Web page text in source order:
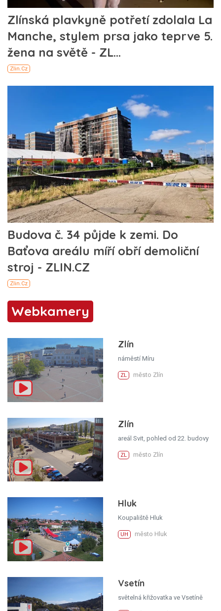
Webkamery
Zlín
náměstí Míru
ZL město Zlín
Zlín
areál Svit, pohled od 22. budovy
ZL město Zlín
Hluk
Koupaliště Hluk
UH město Hluk
Vsetín
světelná křižovatka ve Vsetíně